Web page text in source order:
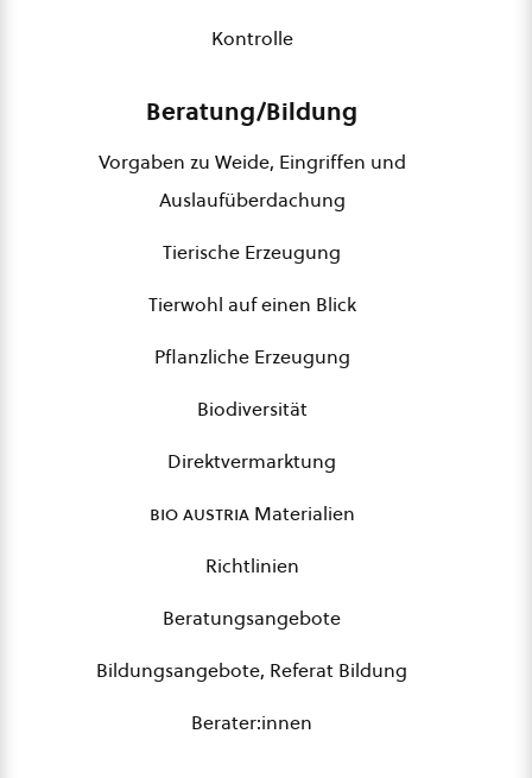
Kontrolle
Beratung/Bildung
Vorgaben zu Weide, Eingriffen und
Auslaufüberdachung
Tierische Erzeugung
Tierwohl auf einen Blick
Pflanzliche Erzeugung
Biodiversität
Direktvermarktung
bio austriaMaterialien
Richtlinien
Beratungsangebote
Bildungsangebote, Referat Bildung
Berater:innen